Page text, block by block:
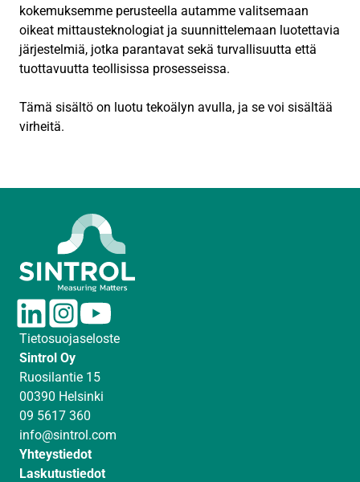
kokemuksemme perusteella autamme valitsemaan
oikeat mittausteknologiat ja suunnittelemaan luotettavia
järjestelmiä, jotka parantavat sekä turvallisuutta että
tuottavuutta teollisissa prosesseissa.
Tämä sisältö on luotu tekoälyn avulla, ja se voi sisältää
virheitä.
L
i
n
k
e
d
I
n
I
n
s
a
g
r
a
m
u
Tietosuojaseloste
Sintrol Oy
Ruosilantie 15
00390 Helsinki
09 5617 360
info@sintrol.com
Yhteystiedot
Laskutustiedot